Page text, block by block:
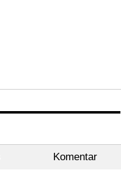
Komentar